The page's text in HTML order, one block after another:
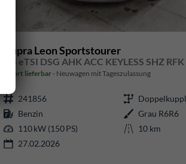
Cupra Leon Sportstourer
1.5 eTSI DSG AHK ACC KEYLESS SHZ RFK
sofort lieferbar Neuwagen mit Tageszulassung
241856
Benzin
Grau R6R6
110 kW (150 PS)
10 km
27.02.2026